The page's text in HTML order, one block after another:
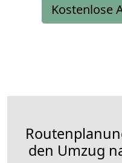
Kostenlose
den Umzug